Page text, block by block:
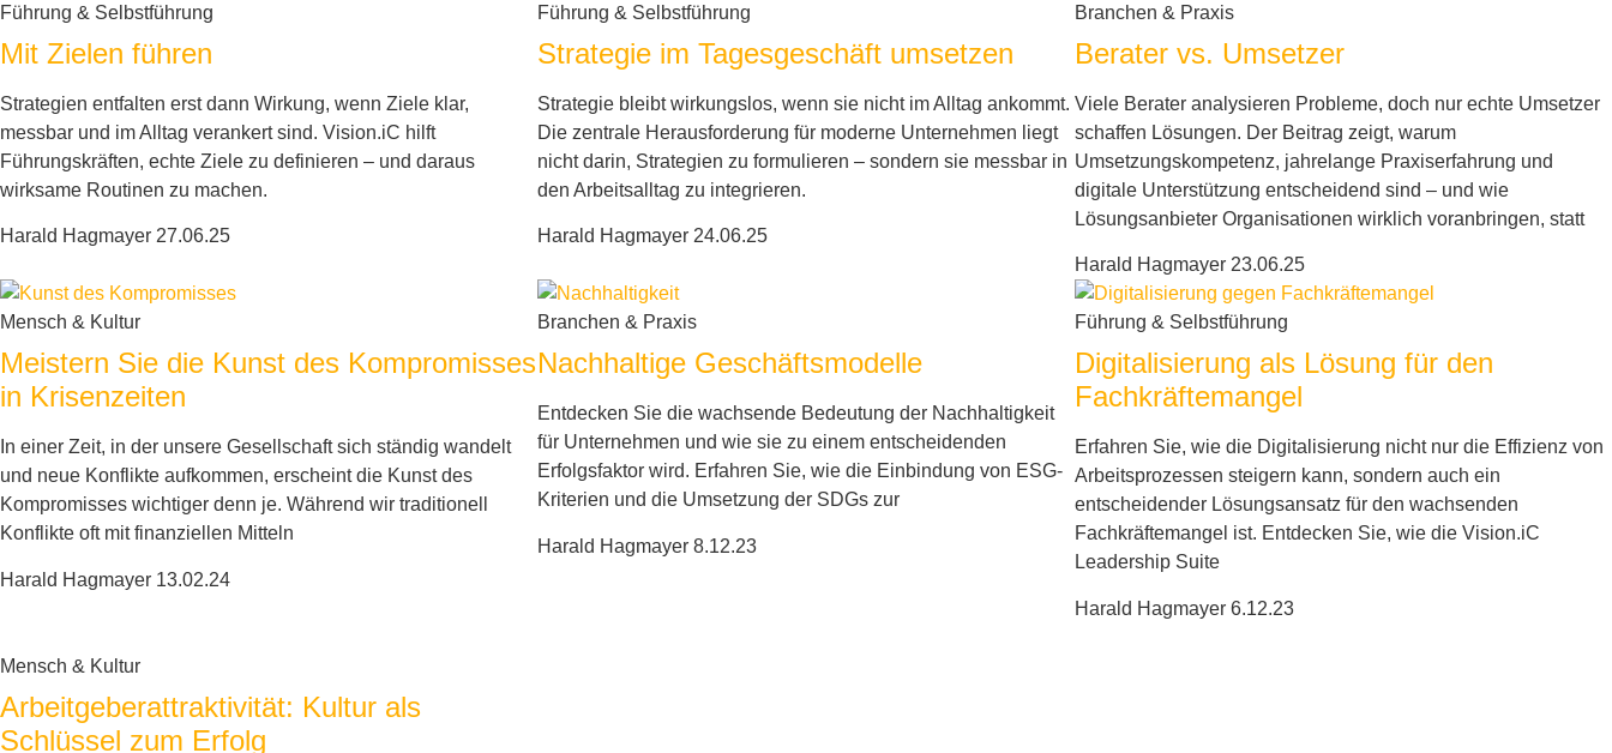
Führung & Selbstführung
Mit Zielen führen
Strategien entfalten erst dann Wirkung, wenn Ziele klar,
messbar und im Alltag verankert sind. Vision.iC hilft
Führungskräften, echte Ziele zu definieren – und daraus
wirksame Routinen zu machen.
Harald Hagmayer 27.06.25
Führung & Selbstführung
Strategie im Tagesgeschäft umsetzen
Strategie bleibt wirkungslos, wenn sie nicht im Alltag ankommt.
Die zentrale Herausforderung für moderne Unternehmen liegt
nicht darin, Strategien zu formulieren – sondern sie messbar in
den Arbeitsalltag zu integrieren.
Harald Hagmayer 24.06.25
Branchen & Praxis
Berater vs. Umsetzer
Viele Berater analysieren Probleme, doch nur echte Umsetzer
schaffen Lösungen. Der Beitrag zeigt, warum
Umsetzungskompetenz, jahrelange Praxiserfahrung und
digitale Unterstützung entscheidend sind – und wie
Lösungsanbieter Organisationen wirklich voranbringen, statt
Harald Hagmayer 23.06.25
Mensch & Kultur
Meistern Sie die Kunst des Kompromisses
in Krisenzeiten
In einer Zeit, in der unsere Gesellschaft sich ständig wandelt
und neue Konflikte aufkommen, erscheint die Kunst des
Kompromisses wichtiger denn je. Während wir traditionell
Konflikte oft mit finanziellen Mitteln
Harald Hagmayer 13.02.24
Branchen & Praxis
Nachhaltige Geschäftsmodelle
Entdecken Sie die wachsende Bedeutung der Nachhaltigkeit
für Unternehmen und wie sie zu einem entscheidenden
Erfolgsfaktor wird. Erfahren Sie, wie die Einbindung von ESG-
Kriterien und die Umsetzung der SDGs zur
Harald Hagmayer 8.12.23
Führung & Selbstführung
Digitalisierung als Lösung für den
Fachkräftemangel
Erfahren Sie, wie die Digitalisierung nicht nur die Effizienz von
Arbeitsprozessen steigern kann, sondern auch ein
entscheidender Lösungsansatz für den wachsenden
Fachkräftemangel ist. Entdecken Sie, wie die Vision.iC
Leadership Suite
Harald Hagmayer 6.12.23
Mensch & Kultur
Arbeitgeberattraktivität: Kultur als
Schlüssel zum Erfolg